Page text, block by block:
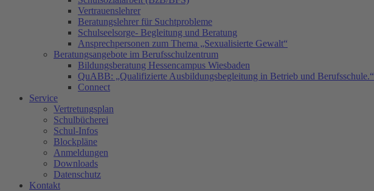
Vertrauenslehrer
Beratungslehrer für Suchtprobleme
Schulseelsorge- Begleitung und Beratung
Ansprechpersonen zum Thema „Sexualisierte Gewalt“
Beratungsangebote im Berufsschulzentrum
Bildungsberatung Hessencampus Wiesbaden
QuABB: „Qualifizierte Ausbildungsbegleitung in Betrieb und Berufsschule.“
Connect
Service
Vertretungsplan
Schulbücherei
Schul-Infos
Blockpläne
Anmeldungen
Downloads
Datenschutz
Kontakt